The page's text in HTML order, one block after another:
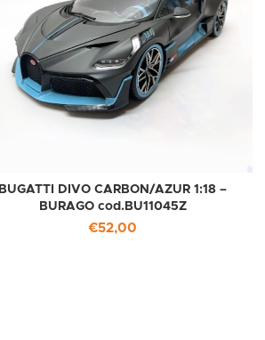
BUGATTI DIVO CARBON/AZUR 1:18 –
BURAGO cod.BU11045Z
€52,00